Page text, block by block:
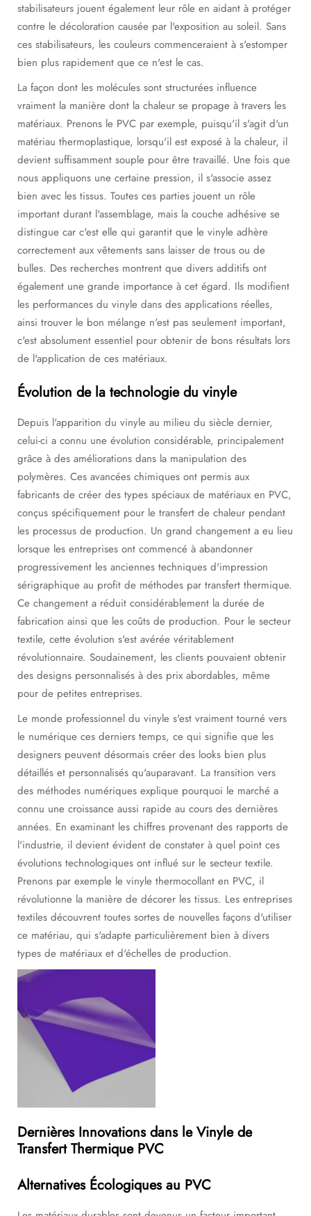
stabilisateurs jouent également leur rôle en aidant à protéger
contre le décoloration causée par l'exposition au soleil. Sans
ces stabilisateurs, les couleurs commenceraient à s'estomper
bien plus rapidement que ce n'est le cas.
La façon dont les molécules sont structurées influence
vraiment la manière dont la chaleur se propage à travers les
matériaux. Prenons le PVC par exemple, puisqu'il s'agit d'un
matériau thermoplastique, lorsqu'il est exposé à la chaleur, il
devient suffisamment souple pour être travaillé. Une fois que
nous appliquons une certaine pression, il s'associe assez
bien avec les tissus. Toutes ces parties jouent un rôle
important durant l'assemblage, mais la couche adhésive se
distingue car c'est elle qui garantit que le vinyle adhère
correctement aux vêtements sans laisser de trous ou de
bulles. Des recherches montrent que divers additifs ont
également une grande importance à cet égard. Ils modifient
les performances du vinyle dans des applications réelles,
ainsi trouver le bon mélange n'est pas seulement important,
c'est absolument essentiel pour obtenir de bons résultats lors
de l'application de ces matériaux.
Évolution de la technologie du vinyle
Depuis l'apparition du vinyle au milieu du siècle dernier,
celui-ci a connu une évolution considérable, principalement
grâce à des améliorations dans la manipulation des
polymères. Ces avancées chimiques ont permis aux
fabricants de créer des types spéciaux de matériaux en PVC,
conçus spécifiquement pour le transfert de chaleur pendant
les processus de production. Un grand changement a eu lieu
lorsque les entreprises ont commencé à abandonner
progressivement les anciennes techniques d'impression
sérigraphique au profit de méthodes par transfert thermique.
Ce changement a réduit considérablement la durée de
fabrication ainsi que les coûts de production. Pour le secteur
textile, cette évolution s'est avérée véritablement
révolutionnaire. Soudainement, les clients pouvaient obtenir
des designs personnalisés à des prix abordables, même
pour de petites entreprises.
Le monde professionnel du vinyle s'est vraiment tourné vers
le numérique ces derniers temps, ce qui signifie que les
designers peuvent désormais créer des looks bien plus
détaillés et personnalisés qu'auparavant. La transition vers
des méthodes numériques explique pourquoi le marché a
connu une croissance aussi rapide au cours des dernières
années. En examinant les chiffres provenant des rapports de
l'industrie, il devient évident de constater à quel point ces
évolutions technologiques ont influé sur le secteur textile.
Prenons par exemple le vinyle thermocollant en PVC, il
révolutionne la manière de décorer les tissus. Les entreprises
textiles découvrent toutes sortes de nouvelles façons d'utiliser
ce matériau, qui s'adapte particulièrement bien à divers
types de matériaux et d'échelles de production.
Dernières Innovations dans le Vinyle de
Transfert Thermique PVC
Alternatives Écologiques au PVC